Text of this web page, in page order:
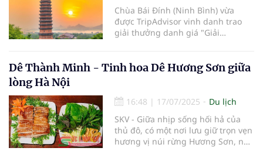
Chùa Bái Đính (Ninh Bình) vừa
được TripAdvisor vinh danh trao
giải thưởng danh giá "Giải
Dê Thành Minh - Tinh hoa Dê Hương Sơn giữa
lòng Hà Nội
16:48 | 17/07/2025
Du lịch
SKV - Giữa nhịp sống hối hả của
thủ đô, có một nơi lưu giữ trọn vẹn
hương vị núi rừng Hương Sơn, nơi